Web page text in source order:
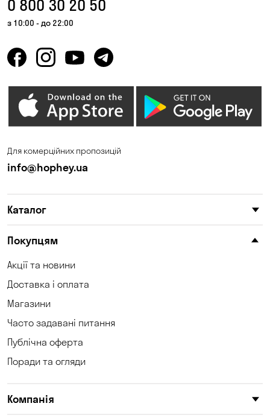
0 800 30 20 50
з 10:00 - до 22:00
Для комерційних пропозицій
info@hophey.ua
Каталог
Покупцям
Акції та новини
Доставка і оплата
Магазини
Часто задавані питання
Публічна оферта
Поради та огляди
Компанія